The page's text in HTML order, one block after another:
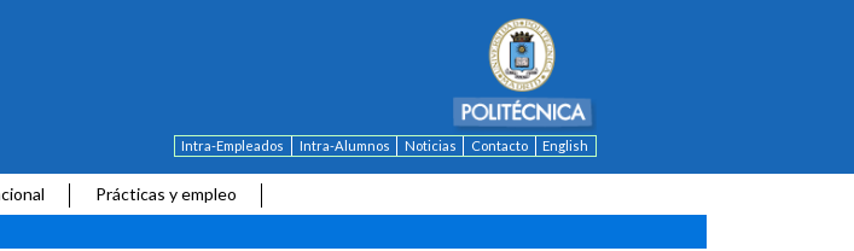
Intra-Empleados Intra-Alumnos Noticias Contacto English
Prácticas y empleo